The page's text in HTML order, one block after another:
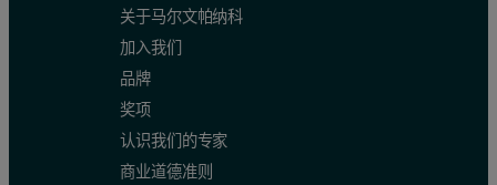
关于马尔文帕纳科
加入我们
品牌
奖项
认识我们的专家
商业道德准则